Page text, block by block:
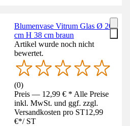
Blumenvase Vitrum Glas Ø 20
cm H 38 cm braun
Artikel wurde noch nicht
bewertet.
(0)
Preis — 12,99 € * Alle Preise
inkl. MwSt. und ggf. zzgl.
Versandkosten pro ST12,99
€*/ ST